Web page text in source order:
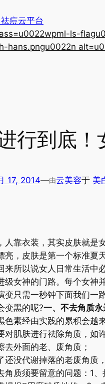
痘云平台
ls-
hans.pngu0022n
行到底！
17, 2014—由云美容于 美
人靠衣装，其实皮肤就是
亮，皮肤是第一个标准夏
来所以说女人日常生活中
级女神的门路。每个女神
变只需一秒钟下面我们一
变黑的呢?一、不去角质永
色素经由实践的累积会越
对肌肤进行祛除角质，如
去外面的老、废角质；
还没代谢掉落的老废角质
须要留意的问题：1、